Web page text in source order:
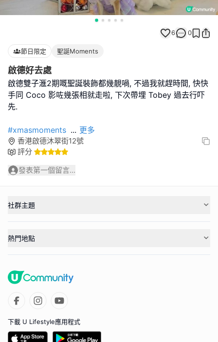
6 0
節日限定 聖誕Moments
啟德好去處
啟德雙子滙2期嘅聖誕裝飾都幾靚喎, 不過我就趕時間, 快快
手同 Coco 影咗幾張相就走啦, 下次帶埋 Tobey 過去行吓
先.
#xmasmoments ... 更多
香港啟德沐翠街12號
評分
發表第一個留言...
社群主題
熱門地點
下載 U Lifestyle應用程式